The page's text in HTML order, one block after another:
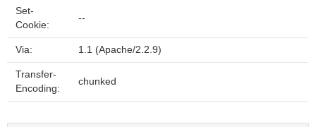
Set-
Cookie:
--
Via: 1.1 (Apache/2.2.9)
Transfer-
Encoding:
chunked